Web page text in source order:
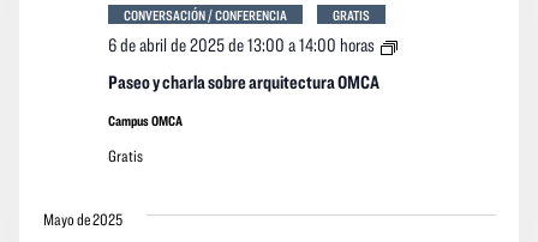
Paseo y charla sobre arquitectura OMCA
6 de abril de 2025 de 13:00 a14:00 horas
Paseo
CONVERSACIÓN / CONFERENCIA GRATIS
Campus OMCA
Gratis
Mayo de 2025